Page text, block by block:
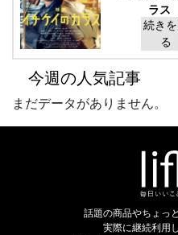
ラス
続き
る
今週の人気記事
まだデータがありません。
話題の商品やちょっ
実際に継続利用